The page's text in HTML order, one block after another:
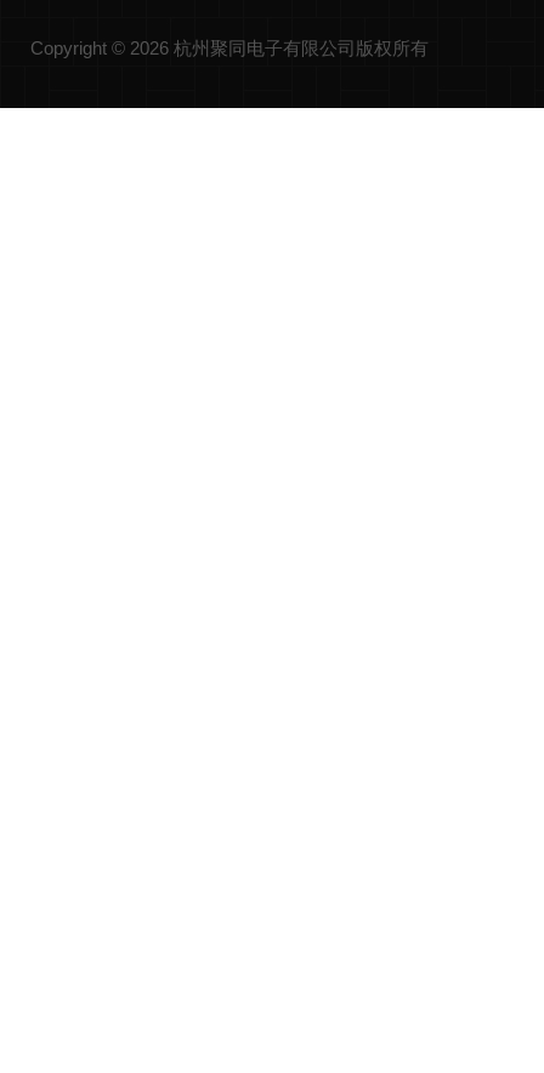
Copyright © 2026 杭州聚同电子有限公司版权所有